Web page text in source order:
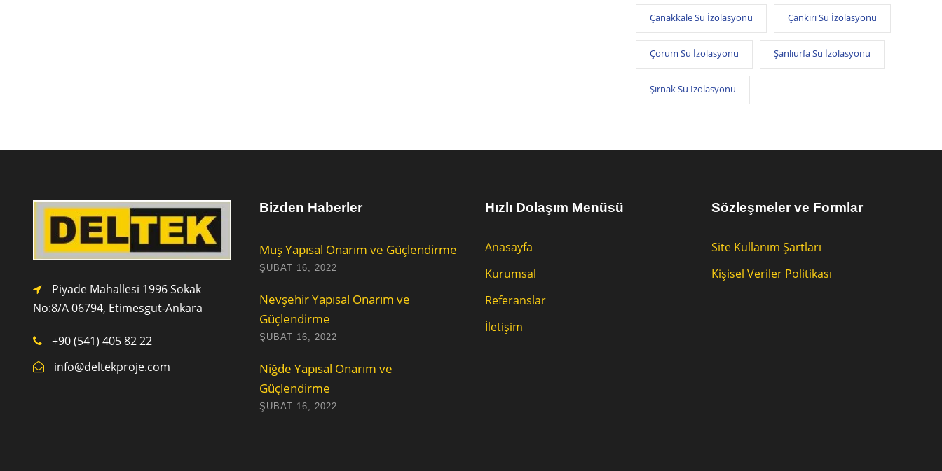
Çanakkale Su İzolasyonu Çankırı Su İzolasyonu
Çorum Su İzolasyonu Şanlıurfa Su İzolasyonu
Şırnak Su İzolasyonu
Piyade Mahallesi 1996 Sokak
No:8/A 06794, Etimesgut-Ankara
+90 (541) 405 82 22
info@deltekproje.com
Bizden Haberler
Muş Yapısal Onarım ve Güçlendirme
ŞUBAT 16, 2022
Nevşehir Yapısal Onarım ve
Güçlendirme
ŞUBAT 16, 2022
Niğde Yapısal Onarım ve
Güçlendirme
ŞUBAT 16, 2022
Hızlı Dolaşım Menüsü
Anasayfa
Kurumsal
Referanslar
İletişim
Sözleşmeler ve Formlar
Site Kullanım Şartları
Kişisel Veriler Politikası